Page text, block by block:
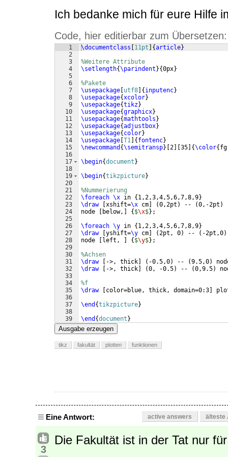
Ich bedanke mich für eure Hilfe
Code, hier editierbar zum Übersetzen:
1
2
3
4
5
6
7
8
9
10
11
12
13
14
15
16
17
18
19
20
21
22
23
24
25
26
27
28
29
30
31
32
33
34
35
36
37
38
39
\documentclass 11pt {article}
%Weitere Attribute
\setlength{\parindent }{0px}
%Pakete
\usepackage utf8 { inputenc}
\usepackage{xcolor}
\usepackage{tikz}
\usepackage{graphicx}
\usepackage{mathtools }
\usepackage{adjustbox}
\usepackage{ color}
\usepackage T1 { fontenc}
\newcommand {\semitransp} 2 35 {\color{
\begin{document }
\begin{tikzpicture}
%Nummerierung
\foreach \x in { 1,2,3,4,5,6,7,8,9}
\draw
xshift=\x cm (0,2pt ) -- (0,-2pt )
node
below, { $\x$} ;
\foreach \y in { 1,2,3,4,5,6,7,8,9}
\draw
yshift=\y cm (2pt, 0) -- ( -2pt,0)
node
left, { $\y$} ;
%Achsen
\draw
->, thick ( -0.5,0) -- (9.5,0)
\draw
->, thick (0, -0.5) -- (0,9.5)
%f
\draw
color=blue, thick, domain=0:3
\end {tikzpicture}
\end {document }
Ausgabe erzeugen
tikz fakultät plotten funktionen
Eine Antwort: active answers älteste
3
Die Fakultät ist in der Tat nur